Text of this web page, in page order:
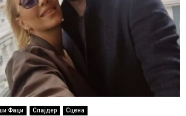
Фаци Слајдер Сцена